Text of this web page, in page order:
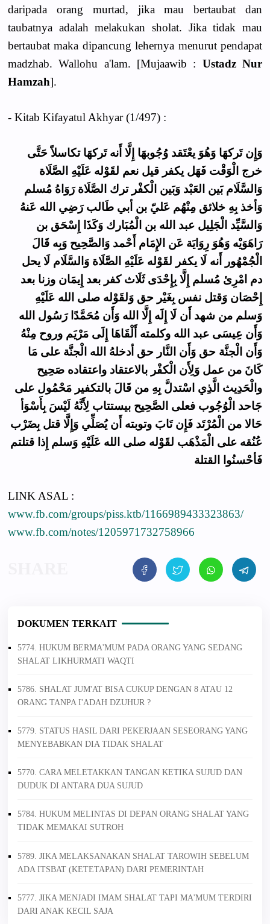
daripada orang murtad, jika mau bertaubat dan
taubatnya adalah melakukan sholat. Jika tidak mau
bertaubat maka dipancung lehernya menurut pendapat
madzhab. Wallohu a'lam. [Mujaawib : Ustadz Nur
Hamzah].
- Kitab Kifayatul Akhyar (1/497) :
وَإِن تَركهَا وَهُوَ يعْتَقد وُجُوبهَا إِلَّا أَنه تَركهَا تكاسلاً حَتَّى
خرج الْوَقْت فَهَل يكفر قيل نعم لقَوْله عَلَيْهِ الصَّلَاة
وَالسَّلَام بَين العَبْد وَبَين الْكفْر ترك الصَّلَاة رَوَاهُ مُسلم
وَأخذ بِهِ خلائق مِنْهُم عَليّ بن أبي طَالب رَضِي الله عَنهُ
وَالسَّيِّد الْجَلِيل عبد الله بن الْمُبَارك وَكَذَا إِسْحَق بن
رَاهَوَيْه وَهُوَ رِوَايَة عَن الإِمَام أَحْمد وَالصَّحِيح وَبِه قَالَ
الْجُمْهُور أَنه لَا يكفر لقَوْله عَلَيْهِ الصَّلَاة وَالسَّلَام لَا يحل
دم امْرِئ مُسلم إِلَّا بِإِحْدَى ثَلَاث كفر بعد إِيمَان وزنا بعد
إِحْصَان وَقتل نفس بِغَيْر حق وَلقَوْله صلى الله عَلَيْهِ
وَسلم من شهد أَن لَا إِلَه إِلَّا الله وَأَن مُحَمَّدًا رَسُول الله
وَأَن عِيسَى عبد الله وكلمته أَلْقَاهَا إِلَى مَرْيَم وروح مِنْهُ
وَأَن الْجنَّة حق وَأَن النَّار حق أدخلهُ الله الْجنَّة على مَا
كَانَ من عمل وَلِأَن الْكفْر بالاعتقاد واعتقاده صَحِيح
والْحَدِيث الَّذِي اسْتدلَّ بِهِ من قَالَ بالتكفير مَحْمُول على
جَاحد الْوُجُوب فعلى الصَّحِيح بيستتاب لِأَنَّهُ لَيْسَ بِأَسْوَأ
حَالا من الْمُرْتَد فَإِن تَابَ وتوبته أَن يُصَلِّي وَإِلَّا قتل بِضَرْب
عُنُقه على الْمَذْهَب لقَوْله صلى الله عَلَيْهِ وَسلم إِذا قتلتم
فَأحْسنُوا القتلة
LINK ASAL :
www.fb.com/groups/piss.ktb/1166989433323863/
www.fb.com/notes/1205971732758966
DOKUMEN TERKAIT
5774. HUKUM BERMA'MUM PADA ORANG YANG SEDANG
SHALAT LIKHURMATI WAQTI
5786. SHALAT JUM'AT BISA CUKUP DENGAN 8 ATAU 12
ORANG TANPA I'ADAH DZUHUR ?
5779. STATUS HASIL DARI PEKERJAAN SESEORANG YANG
MENYEBABKAN DIA TIDAK SHALAT
5770. CARA MELETAKKAN TANGAN KETIKA SUJUD DAN
DUDUK DI ANTARA DUA SUJUD
5784. HUKUM MELINTAS DI DEPAN ORANG SHALAT YANG
TIDAK MEMAKAI SUTROH
5789. JIKA MELAKSANAKAN SHALAT TAROWIH SEBELUM
ADA ITSBAT (KETETAPAN) DARI PEMERINTAH
5777. JIKA MENJADI IMAM SHALAT TAPI MA'MUM TERDIRI
DARI ANAK KECIL SAJA